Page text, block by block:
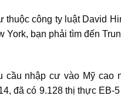
công ty luật David
bạn phải tìm đến
nhập cư vào Mỹ
đã có 9.128 thị thực